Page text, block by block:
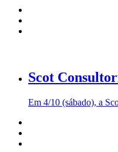
Scot
Em 4/10 (sábado), a